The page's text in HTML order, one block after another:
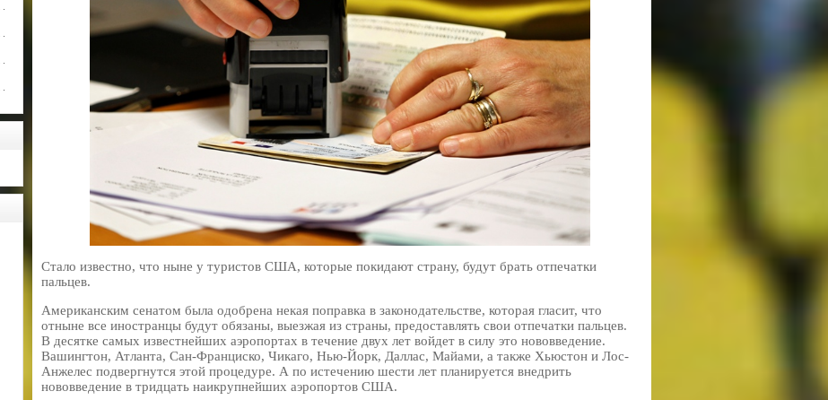
Стало известно, что ныне у туристов США, которые покидают страну, будут брать отпечатки
пальцев.
Американским сенатом была одобрена некая поправка в законодательстве, которая гласит, что
отныне все иностранцы будут обязаны, выезжая из страны, предоставлять свои отпечатки пальцев.
В десятке самых известнейших аэропортах в течение двух лет войдет в силу это нововведение.
Вашингтон, Атланта, Сан-Франциско, Чикаго, Нью-Йорк, Даллас, Майами, а также Хьюстон и Лос-
Анжелес подвергнутся этой процедуре. А по истечению шести лет планируется внедрить
нововведение в тридцать наикрупнейших аэропортов США.